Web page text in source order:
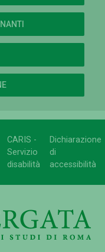
CARIS -
Servizio
disabilità
Dichiarazione
di
accessibilità